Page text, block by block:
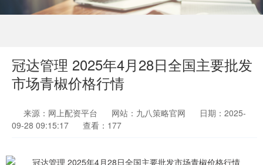
冠达管理 2025年4月28日全国主要批发
市场青椒价格行情
来源：网上配资平台 网站：九八策略官网
日期：2025-
09-28 09:15:17
查看：177